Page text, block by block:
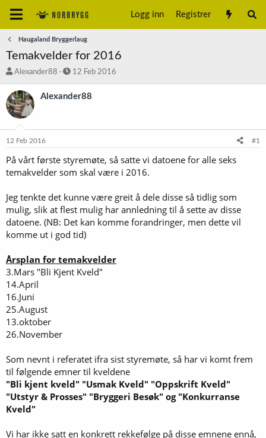
Logg inn Registrer
Haugaland Bryggerlaug
Temakvelder for 2016
T
å
d
s
t
r
Alexander88
S
a
o
12 Feb 2016
Alexander88
12 Feb 2016 #1
På vårt første styremøte, så satte vi datoene for alle seks
temakvelder som skal være i 2016.
Jeg tenkte det kunne være greit å dele disse så tidlig som
mulig, slik at flest mulig har annledning til å sette av disse
datoene. (NB: Det kan komme forandringer, men dette vil
komme ut i god tid)
Årsplan for temakvelder
3.Mars "Bli Kjent Kveld"
14.April
16.Juni
25.August
13.oktober
26.November
Som nevnt i referatet ifra sist styremøte, så har vi komt frem
til følgende emner til kveldene
"Bli kjent kveld" "Usmak Kveld" "Oppskrift Kveld"
"Utstyr & Prosses" "Bryggeri Besøk" og "Konkurranse
Kveld"
Vi har ikke satt en konkrett rekkefølge på disse emnene ennå,